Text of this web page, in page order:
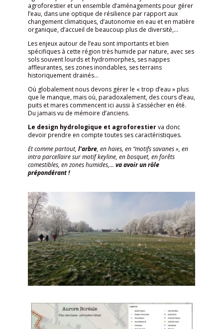
agroforestier et un ensemble d’aménagements pour gérer
l’eau, dans une optique de résilience par rapport aux
changement climatiques, d’autonomie en eau et en matière
organique, d’accueil de beaucoup plus de diversité,…
Les enjeux autour de l’eau sont importants et bien
spécifiques à cette région très humide par nature, avec ses
sols souvent lourds et hydromorphes, ses nappes
affleurantes, ses zones inondables, ses terrains
historiquement drainés…
Où globalement nous devons gérer le « trop d’eau » plus
que le manque, mais où, paradoxalement, des cours d’eau,
puits et mares commencent ici aussi à s’assécher en été.
Du jamais vu de mémoire d’anciens.
Le design hydrologique et agroforestierva donc
devoir prendre en compte toutes ses caractéristiques.
Et comme partout, l’arbre, en haies, en “motifs savanes », en
intra parcellaire sur motif keyline, en bosquet, en forêts
comestibles, en zones humides,… va avoir un rôle
prépondérant !